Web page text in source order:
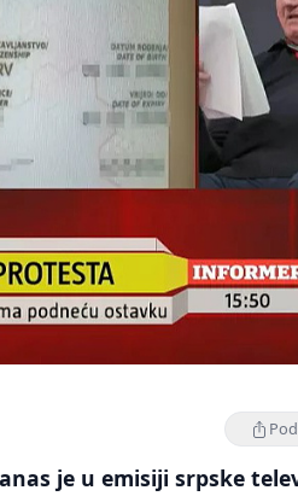
je u emisiji srpske